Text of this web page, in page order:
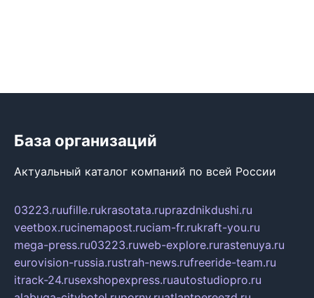
База организаций
Актуальный каталог компаний по всей России
03223.ruufille.rukrasotata.ruprazdnikdushi.ru
veetbox.rucinemapost.ruciam-fr.rukraft-you.ru
mega-press.ru03223.ruweb-explore.rurastenuya.ru
eurovision-russia.rustrah-news.rufreeride-team.ru
itrack-24.rusexshopexpress.ruautostudiopro.ru